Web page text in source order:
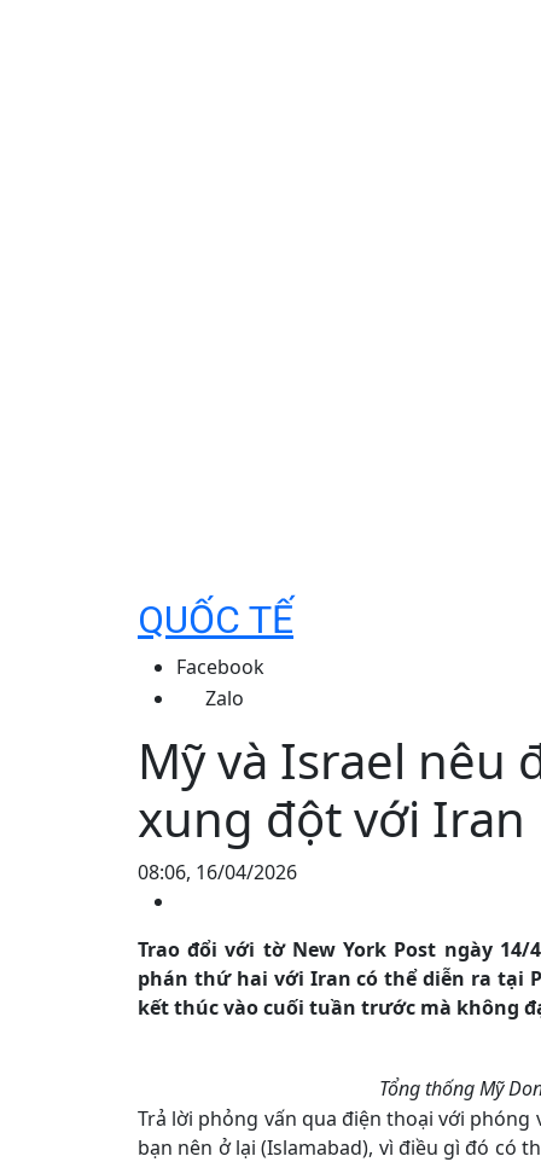
QUỐC TẾ
Facebook
Zalo
Mỹ và Israel nêu
xung đột với Iran
08:06, 16/04/2026
Trao đổi với tờ New York Post ngày
phán thứ hai với Iran có thể diễn ra tại
kết thúc vào cuối tuần trước mà không
Tổng thống Mỹ
Trả lời phỏng vấn qua điện thoại với
bạn nên ở lại (Islamabad), vì điều gì đó có